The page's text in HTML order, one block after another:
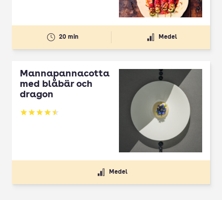
20 min Medel
Mannapannacotta
med blåbär och
dragon
Betyg: 4.5 av 5
Medel